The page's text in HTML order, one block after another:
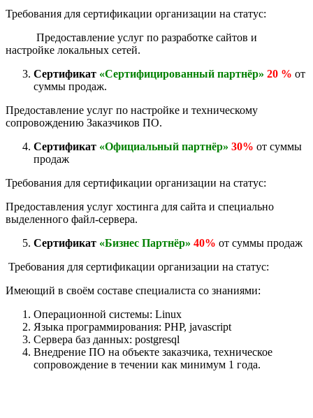
Требования для сертификации организации на статус:
Предоставление услуг по разработке сайтов и
настройке локальных сетей.
Сертификат «Сертифицированный партнёр» 20 % от
суммы продаж.
Предоставление услуг по настройке и техническому
сопровождению Заказчиков ПО.
Сертификат «Официальный партнёр» 30% от суммы
продаж
Требования для сертификации организации на статус:
Предоставления услуг хостинга для сайта и специально
выделенного файл-сервера.
Сертификат «Бизнес Партнёр» 40% от суммы продаж
Требования для сертификации организации на статус:
Имеющий в своём составе специалиста со знаниями:
Операционной системы: Linux
Языка программирования: PHP, javascript
Сервера баз данных: postgresql
Внедрение ПО на объекте заказчика, техническое
сопровождение в течении как минимум 1 года.